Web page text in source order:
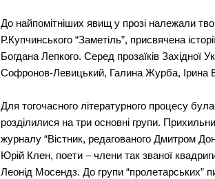
До найпомітніших явищ у прозі належали
Р.Купчинського “Заметіль”, присвячена
Богдана Лепкого. Серед прозаїків Західної
Софронов-Левицький, Галина Журба, Ірина
Для тогочасного літературного процесу
розділилися на три основні групи.
журналу “Вістник, редагованого Дмитром
Юрій Клен, поети – члени так званої
Леонід Мосендз. До групи “пролетарських”